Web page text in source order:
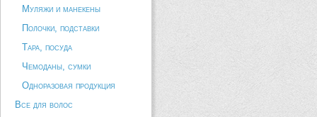
Муляжи и манекены
Полочки, подставки
Тара, посуда
Чемоданы, сумки
Одноразовая продукция
Все для волос